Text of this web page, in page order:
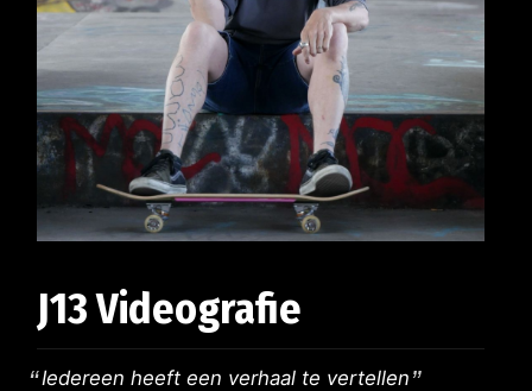
J13 Videografie
Iedereen heeft een verhaal te vertellen